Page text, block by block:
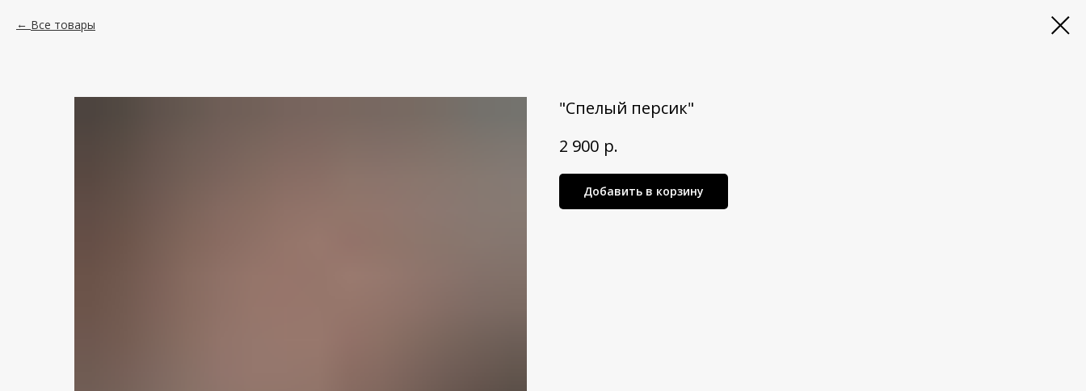
Все товары
"Спелый персик"
2 900 р.
Добавить в корзину